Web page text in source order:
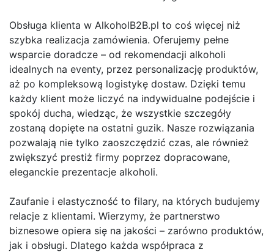
Obsługa klienta w AlkoholB2B.pl to coś więcej niż
szybka realizacja zamówienia. Oferujemy pełne
wsparcie doradcze – od rekomendacji alkoholi
idealnych na eventy, przez personalizację produktów,
aż po kompleksową logistykę dostaw. Dzięki temu
każdy klient może liczyć na indywidualne podejście i
spokój ducha, wiedząc, że wszystkie szczegóły
zostaną dopięte na ostatni guzik. Nasze rozwiązania
pozwalają nie tylko zaoszczędzić czas, ale również
zwiększyć prestiż firmy poprzez dopracowane,
eleganckie prezentacje alkoholi.
Zaufanie i elastyczność to filary, na których budujemy
relacje z klientami. Wierzymy, że partnerstwo
biznesowe opiera się na jakości – zarówno produktów,
jak i obsługi. Dlatego każda współpraca z